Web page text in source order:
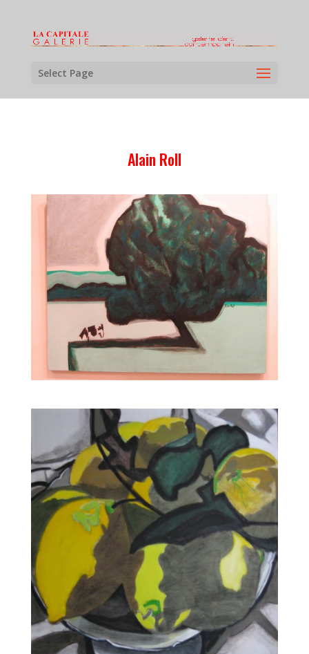
Select Page
Alain Roll